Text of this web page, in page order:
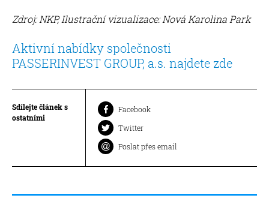
Zdroj: NKP, Ilustrační vizualizace: Nová Karolina Park
Aktivní nabídky společnosti
PASSERINVEST GROUP, a.s. najdete zde
Sdílejte článek s
ostatními
Facebook
Twitter
Poslat přes email